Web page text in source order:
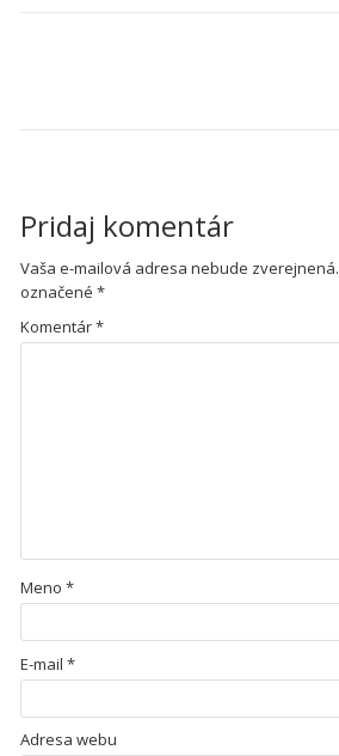
Pridaj komentár
Vaša e-mailová adresa nebude zverejnená.
označené *
Komentár*
Meno *
E-mail *
Adresa webu